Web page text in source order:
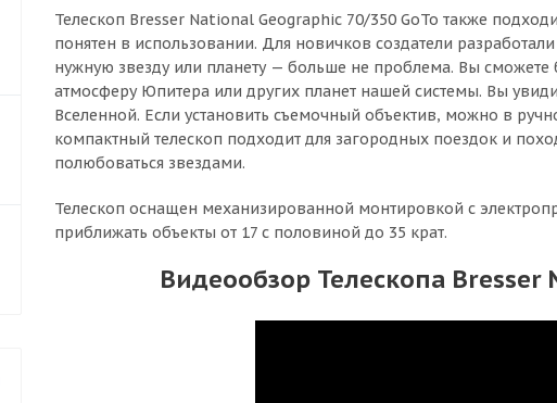
Телескоп Bresser National Geographic 70/350 GoTo также
понятен в использовании. Для новичков создатели
нужную звезду или планету — больше не проблема. Вы сможете
атмосферу Юпитера или других планет нашей системы. Вы
Вселенной. Если установить съемочный объектив, можно в
компактный телескоп подходит для загородных поездок и
полюбоваться звездами.
Телескоп оснащен механизированной монтировкой с
приближать объекты от 17 с половиной до 35 крат.
Видеообзор Телескопа Bresser